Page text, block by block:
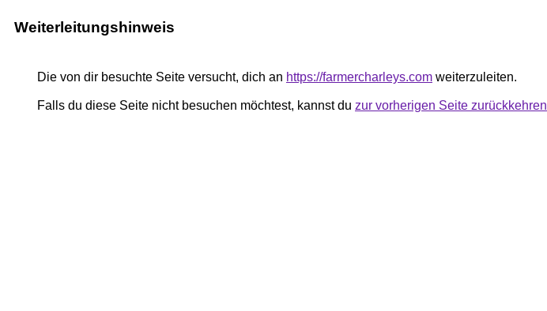
Weiterleitungshinweis
Die von dir besuchte Seite versucht, dich an https://farmercharleys.com weiterzuleiten.
Falls du diese Seite nicht besuchen möchtest, kannst du zur vorherigen Seite zurückkehren